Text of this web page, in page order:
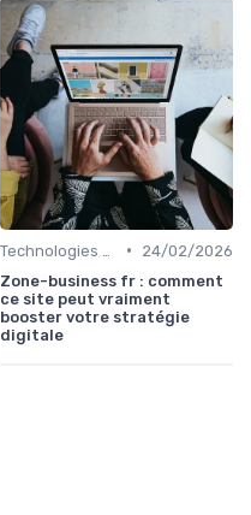
•
24/02/2026
Zone-business fr : comment
ce site peut vraiment
booster votre stratégie
digitale